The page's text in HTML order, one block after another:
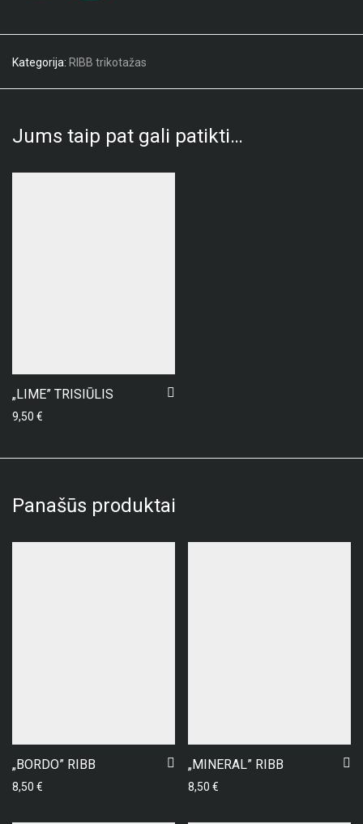
Kategorija: RIBB trikotažas
Jums taip pat gali patikti…
„LIME” TRISIŪLIS
9,50 €
Panašūs produktai
„BORDO” RIBB
8,50 €
„MINERAL” RIBB
8,50 €